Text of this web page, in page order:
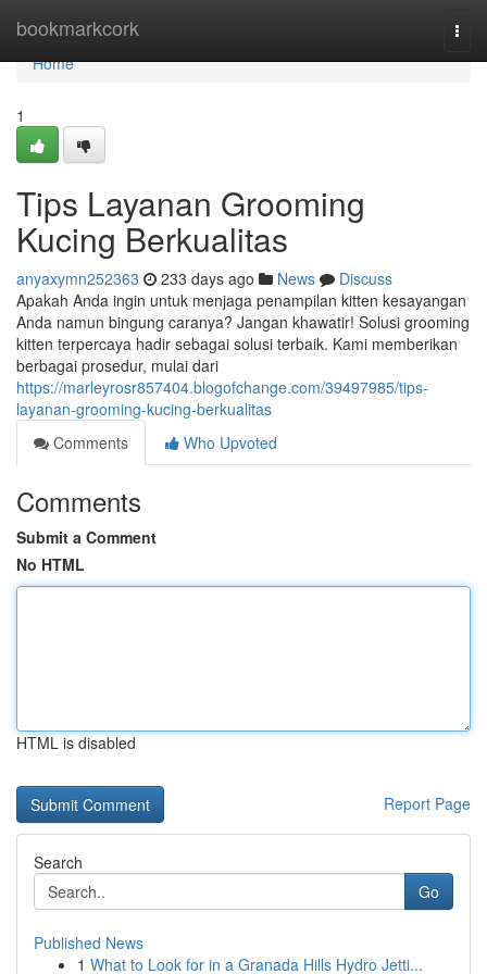
bookmarkcork
Home
Home
1
Tips Layanan Grooming
Kucing Berkualitas
anyaxymn252363 233 days ago News
Discuss
Apakah Anda ingin untuk menjaga penampilan kitten kesayangan
Anda namun bingung caranya? Jangan khawatir! Solusi grooming
kitten terpercaya hadir sebagai solusi terbaik. Kami memberikan
berbagai prosedur, mulai dari
https://marleyrosr857404.blogofchange.com/39497985/tips-
layanan-grooming-kucing-berkualitas
Comments
Who Upvoted
Comments
Submit a Comment
No HTML
HTML is disabled
Report Page
Search
Go
Published News
1 What to Look for in a Granada Hills Hydro Jetti...